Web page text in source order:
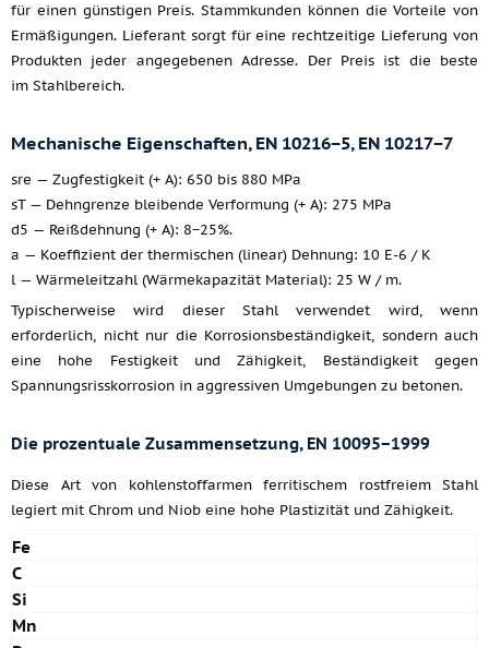
für einen günstigen Preis. Stammkunden können die Vorteile von
Ermäßigungen. Lieferant sorgt für eine rechtzeitige Lieferung von
Produkten jeder angegebenen Adresse. Der Preis ist die beste
im Stahlbereich.
Mechanische Eigenschaften, EN 10216−5, EN 10217−7
sre — Zugfestigkeit (+ A): 650 bis 880 MPa
sT — Dehngrenze bleibende Verformung (+ A): 275 MPa
d5 — Reißdehnung (+ A): 8−25%.
a — Koeffizient der thermischen (linear) Dehnung: 10 E-6 / K
l — Wärmeleitzahl (Wärmekapazität Material): 25 W / m.
Typischerweise wird dieser Stahl verwendet wird, wenn
erforderlich, nicht nur die Korrosionsbeständigkeit, sondern auch
eine hohe Festigkeit und Zähigkeit, Beständigkeit gegen
Spannungsrisskorrosion in aggressiven Umgebungen zu betonen.
Die prozentuale Zusammensetzung, EN 10095−1999
Diese Art von kohlenstoffarmen ferritischem rostfreiem Stahl
legiert mit Chrom und Niob eine hohe Plastizität und Zähigkeit.
Fe
C
Si
Mn